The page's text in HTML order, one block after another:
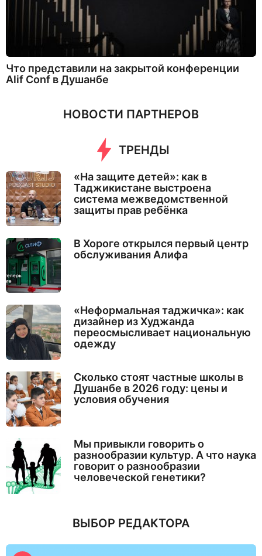
Что представили на закрытой конференции
Alif Conf в Душанбе
НОВОСТИ ПАРТНЕРОВ
ТРЕНДЫ
«На защите детей»: как в
Таджикистане выстроена
система межведомственной
защиты прав ребёнка
В Хороге открылся первый центр
обслуживания Алифа
«Неформальная таджичка»: как
дизайнер из Худжанда
переосмысливает национальную
одежду
Сколько стоят частные школы в
Душанбе в 2026 году: цены и
условия обучения
Мы привыкли говорить о
разнообразии культур. А что наука
говорит о разнообразии
человеческой генетики?
ВЫБОР РЕДАКТОРА